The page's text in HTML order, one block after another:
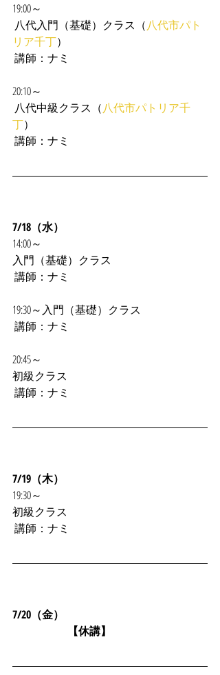
19:00～
八代入門（基礎）クラス（八代市パト
リア千丁）
講師：ナミ
20:10～
八代中級クラス（八代市パトリア千
丁）
講師：ナミ
7/18（水）
14:00～
入門（基礎）クラス
講師：ナミ
19:30～入門（基礎）クラス
講師：ナミ
20:45～
初級クラス
講師：ナミ
7/19（木）
19:30～
初級クラス
講師：ナミ
7/20（金）
【休講】